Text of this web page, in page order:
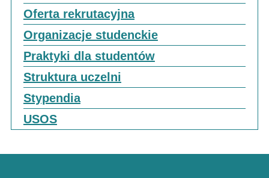
Oferta rekrutacyjna
Organizacje studenckie
Praktyki dla studentów
Struktura uczelni
Stypendia
USOS